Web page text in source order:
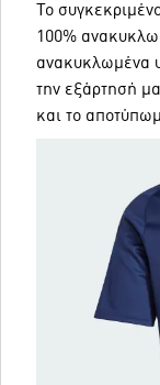
Το
100%
ανακυκλωμένα
την εξάρτησή
και το